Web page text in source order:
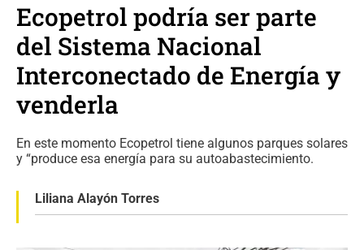
Ecopetrol podría ser parte
del Sistema Nacional
Interconectado de Energía y
venderla
En este momento Ecopetrol tiene algunos parques solares
y “produce esa energía para su autoabastecimiento.
Liliana Alayón Torres